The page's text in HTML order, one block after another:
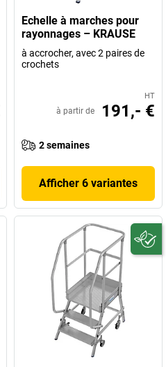
Echelle à marches pour
rayonnages – KRAUSE
à accrocher, avec 2 paires de
crochets
HT
à partir de 191,- €
2 semaines
Afficher 6 variantes